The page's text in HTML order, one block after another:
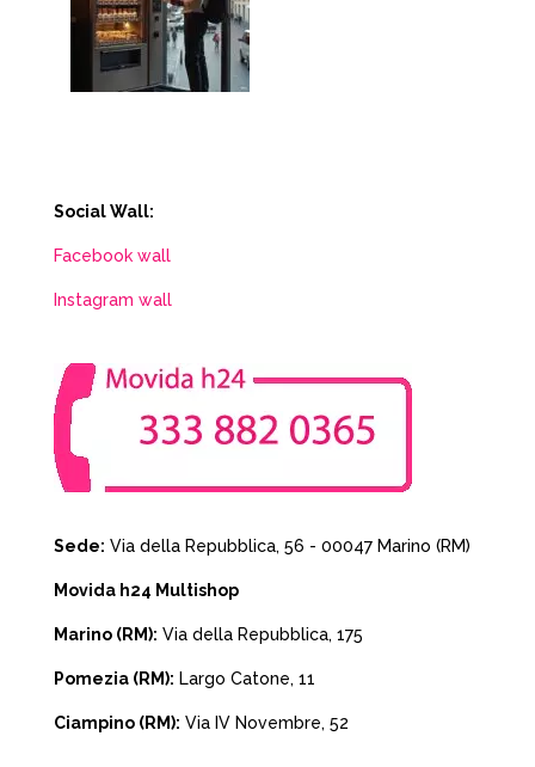
Social Wall:
Facebook wall
Instagram wall
Sede: Via della Repubblica, 56 - 00047 Marino (RM)
Movida h24 Multishop
Marino (RM): Via della Repubblica, 175
Pomezia (RM): Largo Catone, 11
Ciampino (RM): Via IV Novembre, 52